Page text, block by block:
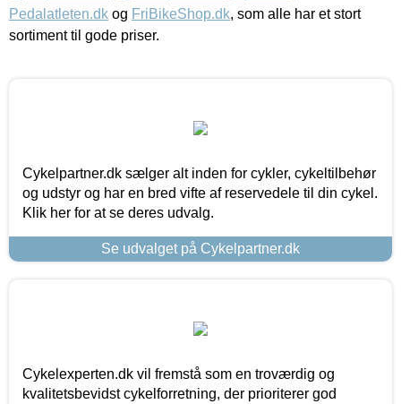
Pedalatleten.dk og FriBikeShop.dk, som alle har et stort
sortiment til gode priser.
Cykelpartner.dk sælger alt inden for cykler, cykeltilbehør
og udstyr og har en bred vifte af reservedele til din cykel.
Klik her for at se deres udvalg.
Se udvalget på Cykelpartner.dk
Cykelexperten.dk vil fremstå som en troværdig og
kvalitetsbevidst cykelforretning, der prioriterer god